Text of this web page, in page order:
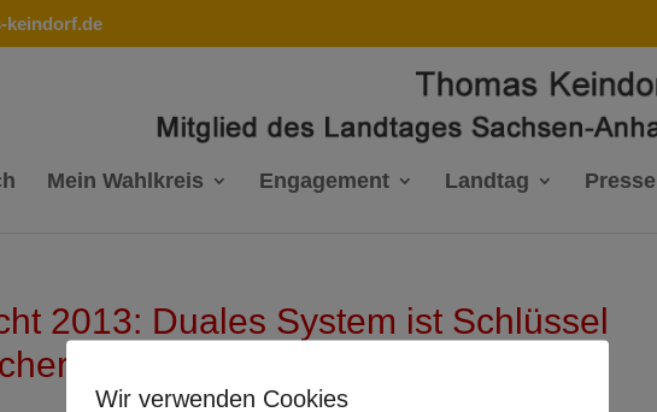
keindorf.de
Mein Wahlkreis Engagement Landtag Presse
2013: Duales System ist Schlüssel
Wir verwenden Cookies